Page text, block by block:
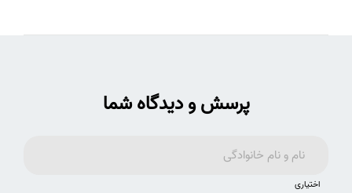
پرسش و دیدگاه شما
اختیاری